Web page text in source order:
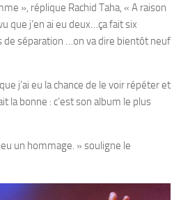
», réplique Rachid Taha, « A raison
que j’en ai eu deux…ça fait six
de séparation …on va dire bientôt neuf
j’ai eu la chance de le voir répéter et
la bonne : c’est son album le plus
un hommage. » souligne le